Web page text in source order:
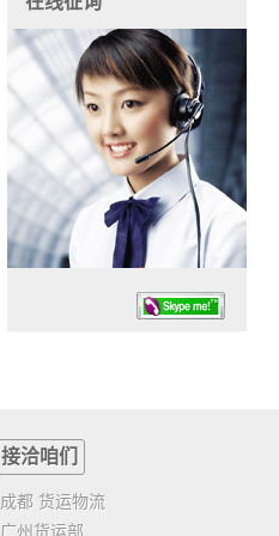
任务时候：07:30 – – 23:30
接洽咱们
成都 货运物流
广州货运部